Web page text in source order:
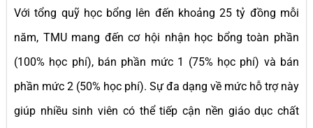
Với tổng quỹ học bổng lên đến khoảng 25 tỷ đồng mỗi
năm, TMU mang đến cơ hội nhận học bổng toàn phần
(100% học phí), bán phần mức 1 (75% học phí) và bán
phần mức 2 (50% học phí). Sự đa dạng về mức hỗ trợ này
giúp nhiều sinh viên có thể tiếp cận nền giáo dục chất